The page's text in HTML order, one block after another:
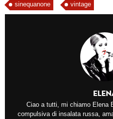
sinequanone vintage
Ciao a tutti, mi chiamo Elena
compulsiva di insalata russa,